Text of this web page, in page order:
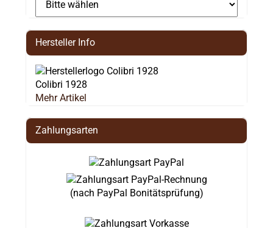
Hersteller Info
Colibri 1928
Mehr Artikel
Zahlungsarten
(nach PayPal Bonitätsprüfung)